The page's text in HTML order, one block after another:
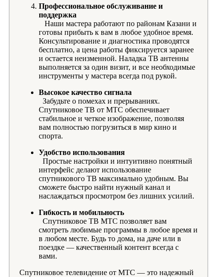
Профессиональное обслуживание и
поддержка
Наши мастера работают по районам Казани и
готовы прибыть к вам в любое удобное время.
Консультирование и диагностика проводятся
бесплатно, а цена работы фиксируется заранее
и остается неизменной. Наладка ТВ антенны
выполняется за один визит, и все необходимые
инструменты у мастера всегда под рукой.
Высокое качество сигнала
Забудьте о помехах и прерываниях.
Спутниковое ТВ от МТС обеспечивает
стабильное и четкое изображение, позволяя
вам полностью погрузиться в мир кино и
спорта.
Удобство использования
Простые настройки и интуитивно понятный
интерфейс делают использование
спутникового ТВ максимально удобным. Вы
сможете быстро найти нужный канал и
наслаждаться просмотром без лишних усилий.
Гибкость и мобильность
Спутниковое ТВ МТС позволяет вам
смотреть любимые программы в любое время и
в любом месте. Будь то дома, на даче или в
поездке — качественный контент всегда с
вами.
Спутниковое телевидение от МТС — это надежный